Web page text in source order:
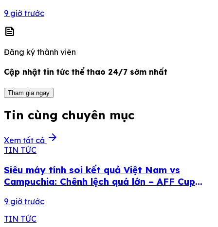
9 giờ trước
news
Đăng ký thành viên
Cập nhật tin tức thể thao 24/7 sớm nhất
Tham gia ngay
Tin cùng chuyên mục
Xem tất cả arrow_forward
TIN TỨC
Siêu máy tính soi kết quả Việt Nam vs
Campuchia: Chênh lệch quá lớn – AFF Cup
9 giờ trước
TIN TỨC